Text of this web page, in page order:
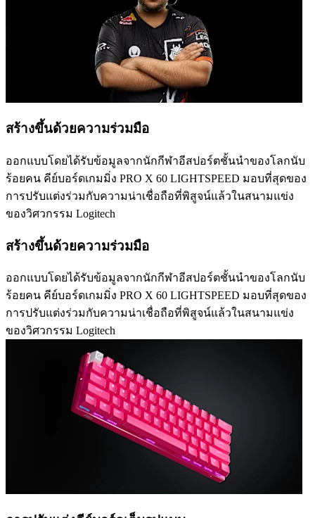
สร้างขึ้นด้วยความร่วมมือ
ออกแบบโดยได้รับข้อมูลจากนักกีฬาอีสปอร์ตชั้นนำของโลกนับ
ร้อยคน คีย์บอร์ดเกมมิ่ง PRO X 60 LIGHTSPEED มอบที่สุดของ
การปรับแต่งร่วมกับความน่าเชื่อถือที่พิสูจน์แล้วในสนามแข่ง
ของวิศวกรรม Logitech
สร้างขึ้นด้วยความร่วมมือ
ออกแบบโดยได้รับข้อมูลจากนักกีฬาอีสปอร์ตชั้นนำของโลกนับ
ร้อยคน คีย์บอร์ดเกมมิ่ง PRO X 60 LIGHTSPEED มอบที่สุดของ
การปรับแต่งร่วมกับความน่าเชื่อถือที่พิสูจน์แล้วในสนามแข่ง
ของวิศวกรรม Logitech